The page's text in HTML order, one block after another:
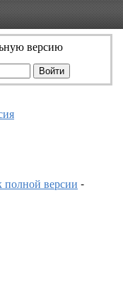
версию
полной версии -